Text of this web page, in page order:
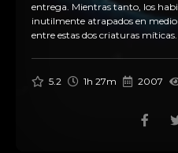
entrega. Mientras tanto, los
inutilmente atrapados en
entre estas dos criaturas míticas.
5.2 1h 27m 2007